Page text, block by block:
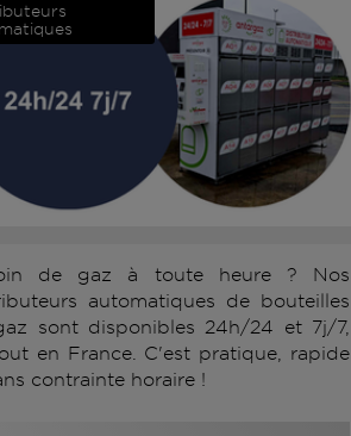
de gaz à toute heure ? Nos
automatiques de bouteilles
sont disponibles 24h/24 et 7j/7,
en France. C'est pratique, rapide
contrainte horaire !